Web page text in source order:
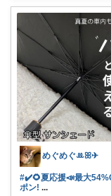
めぐめぐꔛꕤ✈︎
#✔️🌻夏応援📣最大
ポン! ...